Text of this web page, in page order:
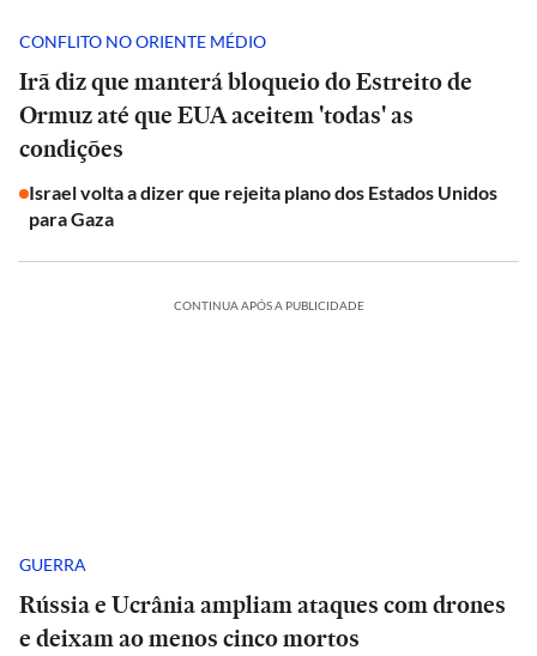
CONFLITO NO ORIENTE MÉDIO
Irã diz que manterá bloqueio do Estreito de
Ormuz até que EUA aceitem 'todas' as
condições
Israel volta a dizer que rejeita plano dos Estados Unidos
para Gaza
CONTINUA APÓS A PUBLICIDADE
GUERRA
Rússia e Ucrânia ampliam ataques com drones
e deixam ao menos cinco mortos